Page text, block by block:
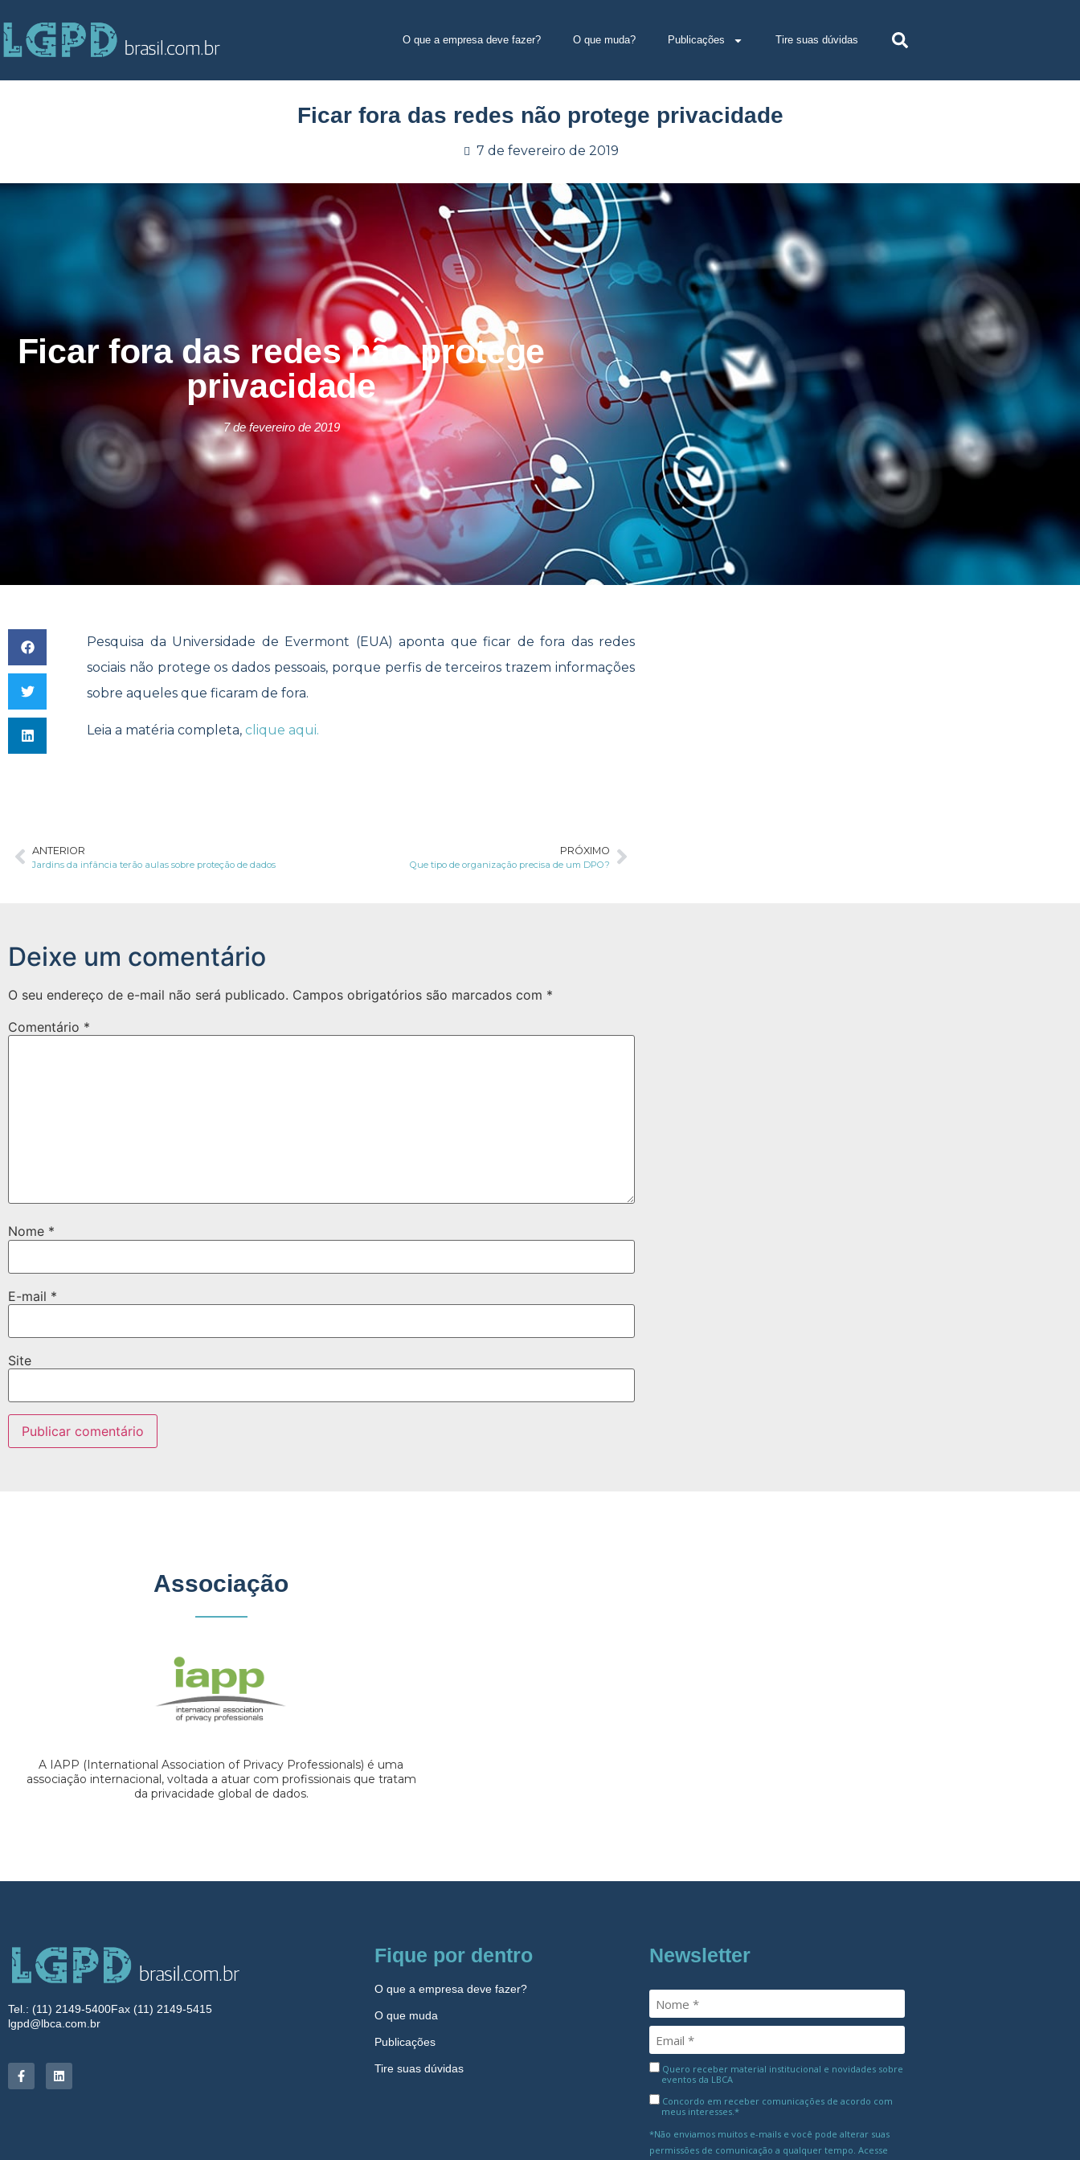
O que a empresa deve fazer? O que muda? Publicações Tire suas dúvidas
Ficar fora das redes não protege privacidade
7 de fevereiro de 2019
Ficar fora das redes não protege
privacidade
7 de fevereiro de 2019
Pesquisa da Universidade de Evermont (EUA) aponta que ficar de fora das redes
sociais não protege os dados pessoais, porque perfis de terceiros trazem informações
sobre aqueles que ficaram de fora.
Leia a matéria completa, clique aqui.
ANTERIOR
Jardins da infância terão aulas sobre proteção de dados
PRÓXIMO
Que tipo de organização precisa de um DPO?
Deixe um comentário
O seu endereço de e-mail não será publicado. Campos obrigatórios são marcados com *
Comentário *
Nome *
E-mail *
Site
Associação
A IAPP (International Association of Privacy Professionals) é uma
associação internacional, voltada a atuar com profissionais que tratam
da privacidade global de dados.
Tel.: (11) 2149-5400Fax (11) 2149-5415
lgpd@lbca.com.br
Fique por dentro
O que a empresa deve fazer?
O que muda
Publicações
Tire suas dúvidas
Newsletter
Quero receber material institucional e novidades sobre
eventos da LBCA
Concordo em receber comunicações de acordo com
meus interesses.*
*Não enviamos muitos e-mails e você pode alterar suas
permissões de comunicação a qualquer tempo. Acesse